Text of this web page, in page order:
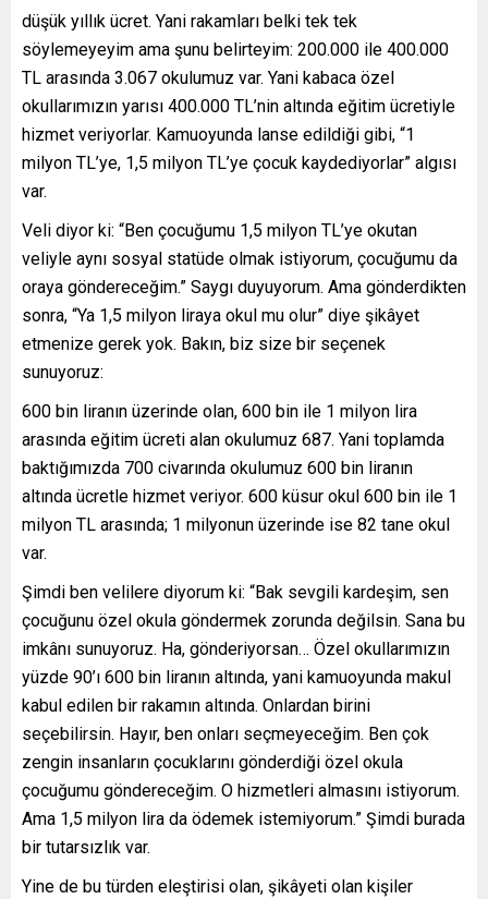
düşük yıllık ücret. Yani rakamları belki tek tek
söylemeyeyim ama şunu belirteyim: 200.000 ile 400.000
TL arasında 3.067 okulumuz var. Yani kabaca özel
okullarımızın yarısı 400.000 TL’nin altında eğitim ücretiyle
hizmet veriyorlar. Kamuoyunda lanse edildiği gibi, “1
milyon TL’ye, 1,5 milyon TL’ye çocuk kaydediyorlar” algısı
var.
Veli diyor ki: “Ben çocuğumu 1,5 milyon TL’ye okutan
veliyle aynı sosyal statüde olmak istiyorum, çocuğumu da
oraya göndereceğim.” Saygı duyuyorum. Ama gönderdikten
sonra, “Ya 1,5 milyon liraya okul mu olur” diye şikâyet
etmenize gerek yok. Bakın, biz size bir seçenek
sunuyoruz:
600 bin liranın üzerinde olan, 600 bin ile 1 milyon lira
arasında eğitim ücreti alan okulumuz 687. Yani toplamda
baktığımızda 700 civarında okulumuz 600 bin liranın
altında ücretle hizmet veriyor. 600 küsur okul 600 bin ile 1
milyon TL arasında; 1 milyonun üzerinde ise 82 tane okul
var.
Şimdi ben velilere diyorum ki: “Bak sevgili kardeşim, sen
çocuğunu özel okula göndermek zorunda değilsin. Sana bu
imkânı sunuyoruz. Ha, gönderiyorsan… Özel okullarımızın
yüzde 90’ı 600 bin liranın altında, yani kamuoyunda makul
kabul edilen bir rakamın altında. Onlardan birini
seçebilirsin. Hayır, ben onları seçmeyeceğim. Ben çok
zengin insanların çocuklarını gönderdiği özel okula
çocuğumu göndereceğim. O hizmetleri almasını istiyorum.
Ama 1,5 milyon lira da ödemek istemiyorum.” Şimdi burada
bir tutarsızlık var.
Yine de bu türden eleştirisi olan, şikâyeti olan kişiler